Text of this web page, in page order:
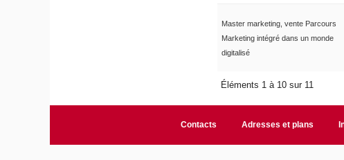
Master marketing, vente Parcours
Marketing intégré dans un monde
digitalisé
Éléments 1 à 10 sur 11
Contacts Adresses et plans